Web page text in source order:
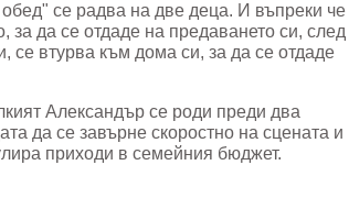
се радва на две деца. И въпреки че
за да се отдаде на предаването си, след
се втурва към дома си, за да се отдаде
Александър се роди преди два
да се завърне скоростно на сцената и
приходи в семейния бюджет.